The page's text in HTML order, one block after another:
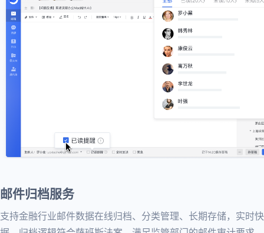
邮件归档服务
支持金融行业邮件数据在线归档、分类管理、长期存储，实时